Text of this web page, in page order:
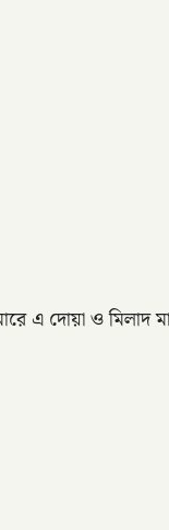
এ দোয়া ও মিলাদ